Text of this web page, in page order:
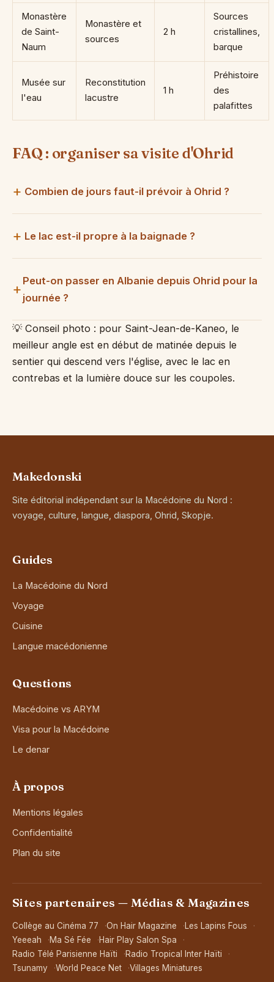
Monastère
de Saint-
Naum
Monastère et
sources
2 h
Sources
cristallines,
barque
Musée sur
l'eau
Reconstitution
lacustre
1 h
Préhistoire
des
palafittes
FAQ : organiser sa visite d'Ohrid
Combien de jours faut-il prévoir à Ohrid ?
Le lac est-il propre à la baignade ?
Peut-on passer en Albanie depuis Ohrid pour la
journée ?
💡 Conseil photo : pour Saint-Jean-de-Kaneo, le
meilleur angle est en début de matinée depuis le
sentier qui descend vers l'église, avec le lac en
contrebas et la lumière douce sur les coupoles.
Makedonski
Site éditorial indépendant sur la Macédoine du Nord :
voyage, culture, langue, diaspora, Ohrid, Skopje.
Guides
La Macédoine du Nord
Voyage
Cuisine
Langue macédonienne
Questions
Macédoine vs ARYM
Visa pour la Macédoine
Le denar
À propos
Mentions légales
Confidentialité
Plan du site
Sites partenaires — Médias & Magazines
Collège au Cinéma 77 On Hair Magazine
Les Lapins Fous
Yeeeah
Ma Sé Fée
Hair Play Salon Spa
Radio Télé Parisienne Haïti
Radio Tropical Inter Haïti
Tsunamy
World Peace Net Villages Miniatures